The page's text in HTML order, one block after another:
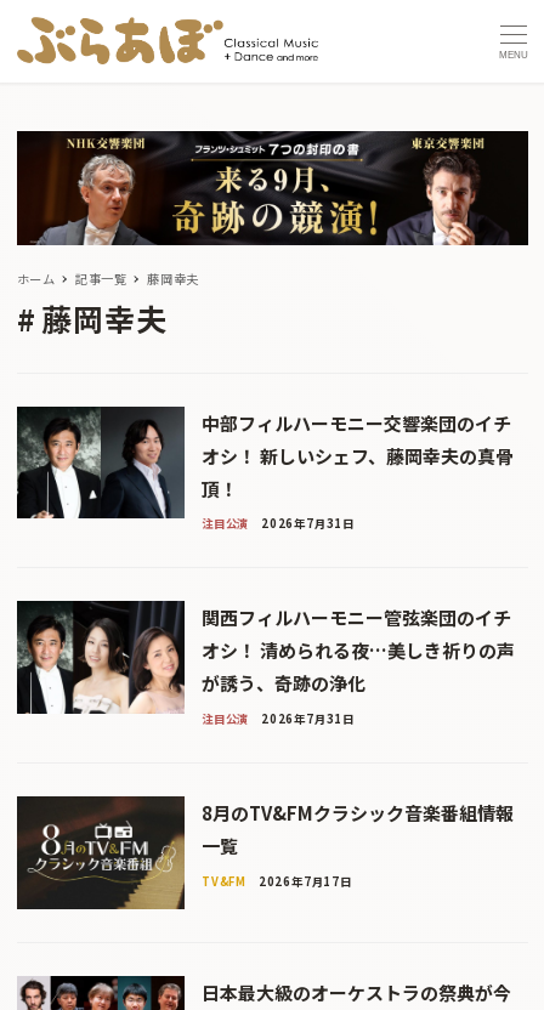
MENU
ホーム 記事一覧 藤岡幸夫
藤岡幸夫
中部フィルハーモニー交響楽団のイチ
オシ！ 新しいシェフ、藤岡幸夫の真骨
頂！
注目公演 2026年7月31日
関西フィルハーモニー管弦楽団のイチ
オシ！ 清められる夜…美しき祈りの声
が誘う、奇跡の浄化
注目公演 2026年7月31日
8月のTV&FMクラシック音楽番組情報
一覧
TV&FM 2026年7月17日
日本最大級のオーケストラの祭典が今